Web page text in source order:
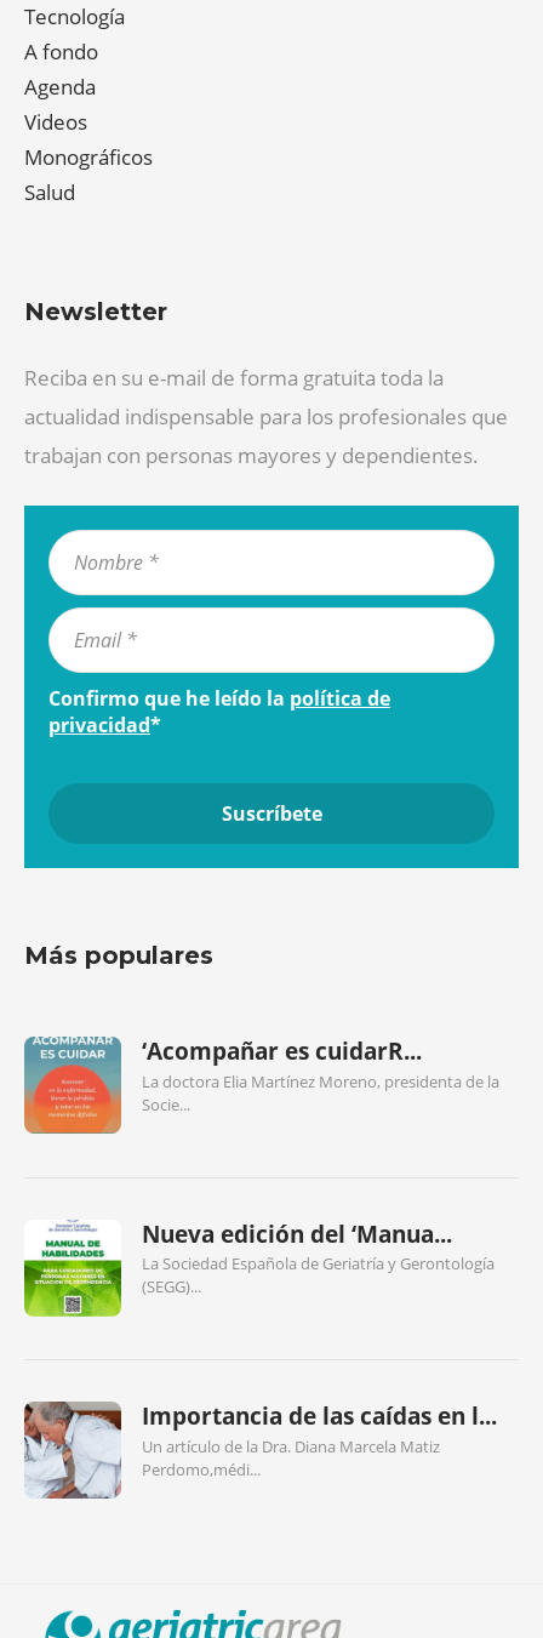
Tecnología
A fondo
Agenda
Videos
Monográficos
Salud
Newsletter
Reciba en su e-mail de forma gratuita toda la
actualidad indispensable para los profesionales que
trabajan con personas mayores y dependientes.
Confirmo que he leído la política de
privacidad*
Más populares
‘Acompañar es cuidarR...
La doctora Elia Martínez Moreno, presidenta de la
Socie...
Nueva edición del ‘Manua...
La Sociedad Española de Geriatría y Gerontología
(SEGG)...
Importancia de las caídas en l...
Un artículo de la Dra. Diana Marcela Matiz
Perdomo,médi...